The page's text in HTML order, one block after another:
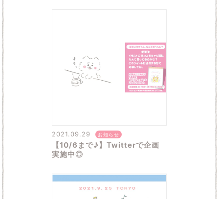
2021.09.29 お知らせ
【10/6まで♪】Twitterで企画
実施中◎